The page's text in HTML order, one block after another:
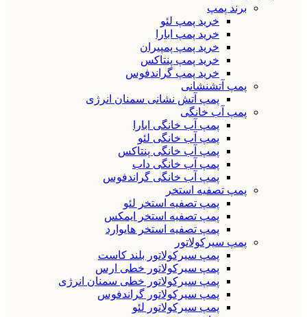
برند پمپ
خرید پمپ لئو
خرید پمپ ابارا
خرید پمپ پمپیران
خرید پمپ پنتاکس
خرید پمپ گراندفوس
پمپ آتشنشانی
پمپ آتش نشانی سمنان انرژی
پمپ آب خانگی
پمپ آب خانگی ابارا
پمپ آب خانگی لئو
پمپ آب خانگی پنتاکس
پمپ آب خانگی داب
پمپ آب خانگی گراندفوس
پمپ تصفیه استخر
پمپ تصفیه استخر لئو
پمپ تصفیه استخر ایمکس
پمپ تصفیه استخر هایوارد
پمپ سیرکولاتور
پمپ سیرکولاتور بلند کاست
پمپ سیرکولاتور خطی ارس
پمپ سیرکولاتور خطی سمنان انرژی
پمپ سیرکولاتور گراندفوس
پمپ سیرکولاتور لئو